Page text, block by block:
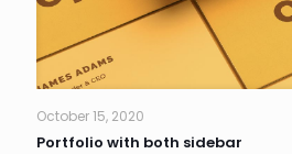
October 15, 2020
Portfolio with both sidebar